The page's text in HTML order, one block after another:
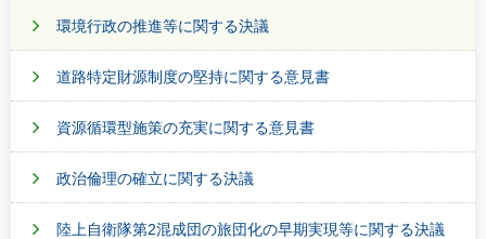
環境行政の推進等に関する決議
道路特定財源制度の堅持に関する意見書
資源循環型施策の充実に関する意見書
政治倫理の確立に関する決議
陸上自衛隊第2混成団の旅団化の早期実現等に関する決議